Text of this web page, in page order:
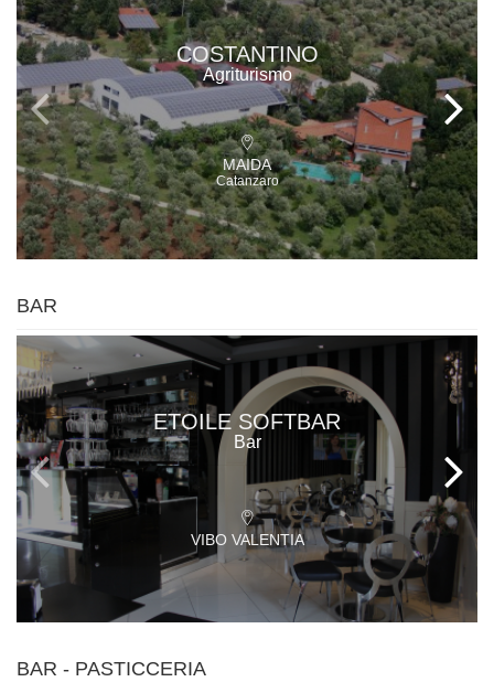
COSTANTINO
Agriturismo
MAIDA
Catanzaro
BAR
ETOILE SOFTBAR
Bar
VIBO VALENTIA
BAR - PASTICCERIA